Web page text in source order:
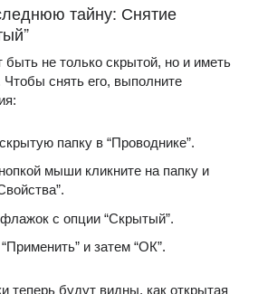
тайну: Снятие
быть не только скрытой, но и иметь
Чтобы снять его, выполните
папку в “Проводнике”.
мыши кликните на папку и
с опции “Скрытый”.
и затем “ОК”.
теперь будут видны, как открытая